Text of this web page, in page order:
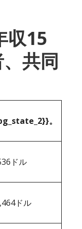
収15
共同
。
ドル
ドル